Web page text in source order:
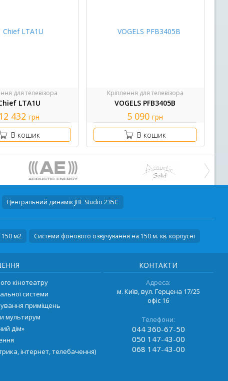
для телевізора
LTA1U
12 432грн
В кошик
Кріплення для телевізора
VOGELS PFB3405B
5 090грн
В кошик
Центральний динамікJBL Studio 235C
150 м2 Системи фонового озвучування на 150 м. кв. корпусні
кінотеатру
системи
приміщень
мультирум
дім»
інтернет, телебачення)
КОНТАКТИ
Адреса:
м. Київ, вул. Герцена 17/25
офіс 16
Телефони:
044360-67-50
050 147-43-00
068 147-43-00